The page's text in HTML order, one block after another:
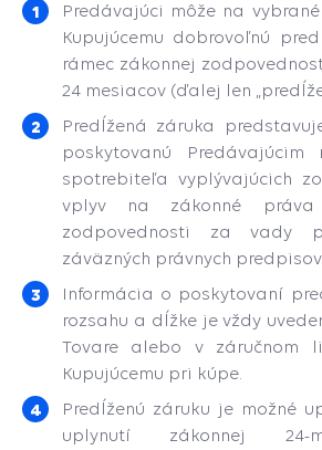
Predávajúci môže na
Kupujúcemu dobrovoľnú
rámec zákonnej
24 mesiacov (ďalej len
Predĺžená záruka
poskytovanú
spotrebiteľa vyplývajúcich
vplyv na zákonné práva
zodpovednosti za vady
záväzných právnych predpisov.
Informácia o poskytovaní
rozsahu a dĺžke je vždy
Tovare alebo v záručnom
Kupujúcemu pri kúpe.
Predĺženú záruku je možné
uplynutí zákonnej 24-